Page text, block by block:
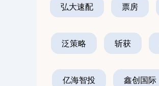
弘大速配 票房
泛策略 斩获
亿海智投 鑫创国际